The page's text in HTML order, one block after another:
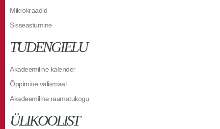
Mikrokraadid
Sisseastumine
TUDENGIELU
Akadeemiline kalender
Õppimine välismaal
Akadeemiline raamatukogu
ÜLIKOOLIST